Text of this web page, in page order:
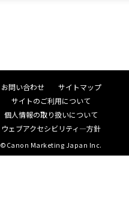
お問い合わせ
サイトマップ
サイトのご利用について
個人情報の取り扱いについて
ウェブアクセシビリティ―方針
©Canon Marketing Japan Inc.